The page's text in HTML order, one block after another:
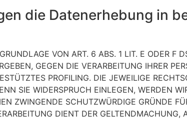
die Datenerhebung in
VON ART. 6 ABS. 1 LIT. E ODER F
GEGEN DIE VERARBEITUNG IHRER
PROFILING. DIE JEWEILIGE
SIE WIDERSPRUCH EINLEGEN, WERDEN
ZWINGENDE SCHUTZWÜRDIGE GRÜNDE
DIENT DER